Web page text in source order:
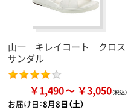
山一 キレイコート クロス
サンダル
￥1,490 ￥3,050
お届け日：8月8日（土）